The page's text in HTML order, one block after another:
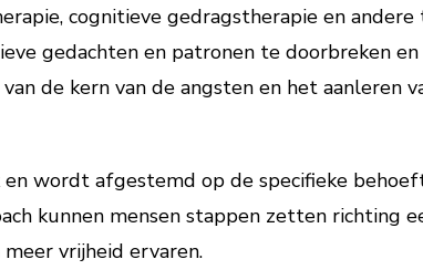
cognitieve gedragstherapie en andere
gedachten en patronen te doorbreken
de kern van de angsten en het aanleren
wordt afgestemd op de specifieke
kunnen mensen stappen zetten richting
vrijheid ervaren.